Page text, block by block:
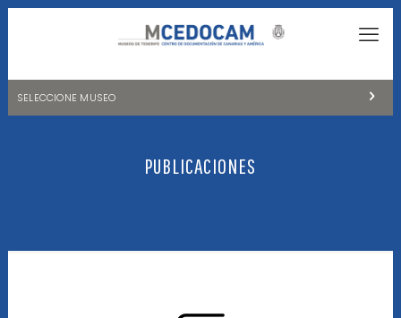
SELECCIONE MUSEO
NATURALEZA Y ARQUEOLOGÍAPUBLICACIONES